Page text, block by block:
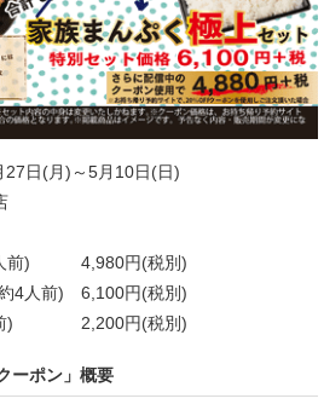
27日(月)～5月10日(日)
人前) 4,980円(税別)
4人前) 6,100円(税別)
前) 2,200円(税別)
ーポン」概要